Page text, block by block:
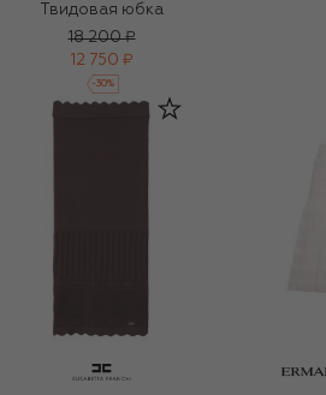
Твидовая юбка
18 200 ₽
12 750 ₽
-30%